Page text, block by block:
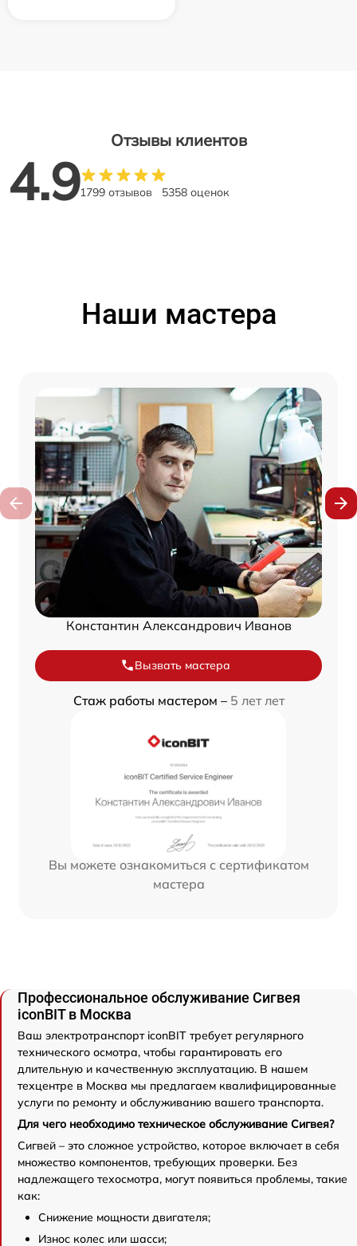
Отзывы клиентов
4.91799 отзывов 5358 оценок
Наши мастера
Константин Александрович Иванов
Вызвать мастера
Стаж работы мастером – 5 лет лет
Вы можете ознакомиться с сертификатом
мастера
Профессиональное обслуживание Сигвея
iconBIT в Москва
Ваш электротранспорт iconBIT требует регулярного
технического осмотра, чтобы гарантировать его
длительную и качественную эксплуатацию. В нашем
техцентре в Москва мы предлагаем квалифицированные
услуги по ремонту и обслуживанию вашего транспорта.
Для чего необходимо техническое обслуживание Сигвея?
Сигвей – это сложное устройство, которое включает в себя
множество компонентов, требующих проверки. Без
надлежащего техосмотра, могут появиться проблемы, такие
как:
Снижение мощности двигателя;
Износ колес или шасси;